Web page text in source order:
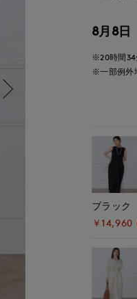
8月8日
※20時間
※一部例外
ブラック
￥14,960